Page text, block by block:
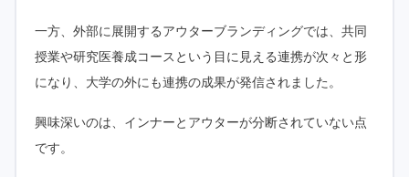
一方、外部に展開するアウターブランディングでは、共同
授業や研究医養成コースという目に見える連携が次々と形
になり、大学の外にも連携の成果が発信されました。
興味深いのは、インナーとアウターが分断されていない点
です。